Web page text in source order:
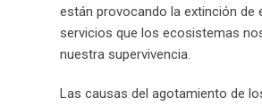
están provocando la extinción de
servicios que los ecosistemas
nuestra supervivencia.
Las causas del agotamiento de